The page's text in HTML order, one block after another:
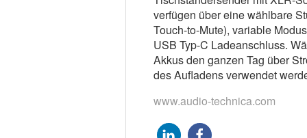
verfügen über eine wählbare
Touch-to-Mute), variable
USB Typ-C Ladeanschluss.
Akkus den ganzen Tag über
des Aufladens verwendet
www.audio-technica.com